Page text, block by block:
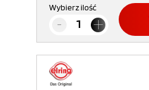
Wybierz ilość